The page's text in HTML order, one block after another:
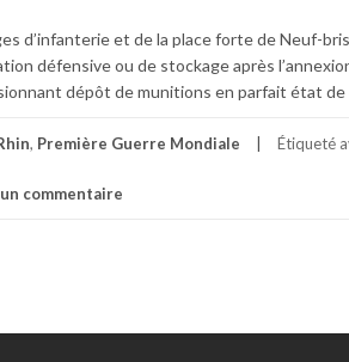
d’infanterie et de la place forte de Neuf-
défensive ou de stockage après
dépôt de munitions en parfait état
, Première Guerre Mondiale Étiqueté
commentaire